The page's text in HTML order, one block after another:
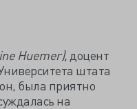
Huemer), доцент
штата
была приятно
на